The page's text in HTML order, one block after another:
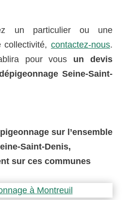
un particulier ou une
collectivité, contactez-nous.
pour vous un devis
Seine-Saint-
sur l’ensemble
Saint-Denis,
sur ces communes
à Montreuil